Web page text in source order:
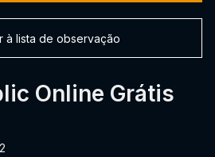
Online Grátis
à lista de observação